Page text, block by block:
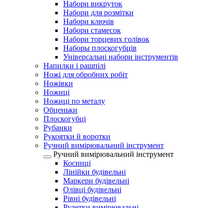
Набори викруток
Набори для розмітки
Набори ключів
Набори стамесок
Набори торцевих голівок
Наборы плоскогубців
Універсальні набори інструментів
Напилки і рашпілі
Ножі для обробних робіт
Ножівки
Ножиці
Ножиці по металу
Обценьки
Плоскогубці
Рубанки
Рукоятки й воротки
Ручний вимірювальний інструмент
Ручний вимірювальний інструмент
Косинці
Лінійки будівельні
Маркери будівельні
Олівці будівельні
Рівні будівельні